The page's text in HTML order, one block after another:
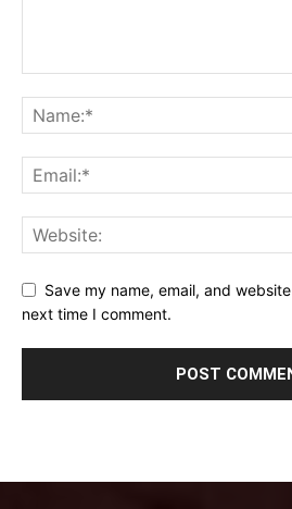
Save my name, email, and
next time I comment.